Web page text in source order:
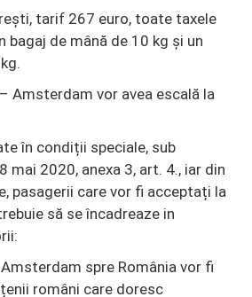
tarif 267 euro, toate taxele
bagaj de mână de 10 kg și un
Amsterdam vor avea escală la
în condiții speciale, sub
mai 2020, anexa 3, art. 4., iar din
pasagerii care vor fi acceptați la
să se încadreaze in
spre România vor fi
români care doresc